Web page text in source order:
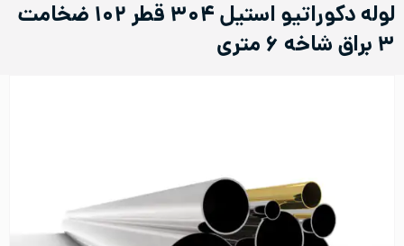
لوله دکوراتیو استیل ۳۰۴ قطر ۱۰۲ ضخامت
۳ براق شاخه ۶ متری